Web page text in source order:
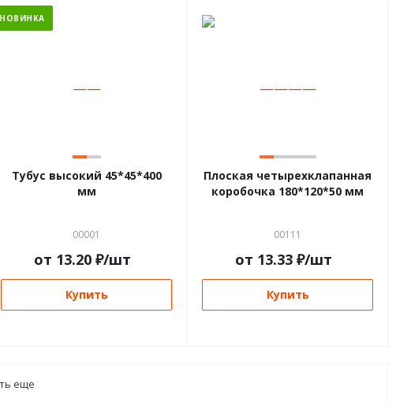
НОВИНКА
——
Тубус высокий 45*45*400
мм
00001
от 13.20 ₽/шт
Купить
————
Плоская четырехклапанная
коробочка 180*120*50 мм
00111
от 13.33 ₽/шт
Купить
еще